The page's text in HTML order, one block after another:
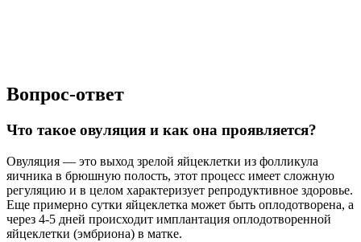
Вопрос-ответ
Что такое овуляция и как она проявляется?
Овуляция — это выход зрелой яйцеклетки из фолликула
яичника в брюшную полость, этот процесс имеет сложную
регуляцию и в целом характеризует репродуктивное здоровье.
Еще примерно сутки яйцеклетка может быть оплодотворена, а
через 4-5 дней происходит имплантация оплодотворенной
яйцеклетки (эмбриона) в матке.